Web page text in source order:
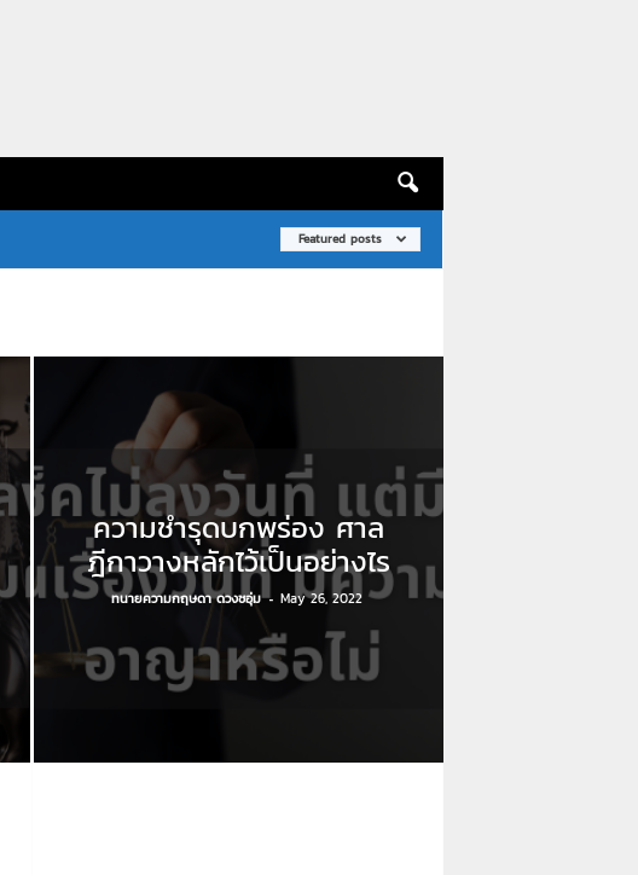
Featured posts
ความชำรุดบกพร่อง ศาล
ฎีกาวางหลักไว้เป็นอย่างไร
ทนายความกฤษดา ดวงชอุ่ม - May 26, 2022